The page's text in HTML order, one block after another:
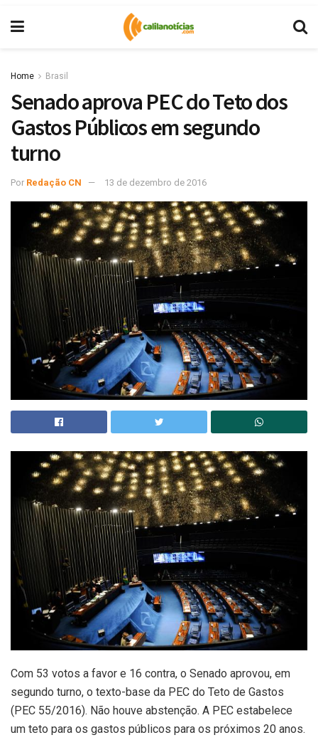
Home Brasil
Senado aprova PEC do Teto dos
Gastos Públicos em segundo
turno
Por Redação CN 13 de dezembro de 2016
Com 53 votos a favor e 16 contra, o Senado aprovou, em
segundo turno, o texto-base da PEC do Teto de Gastos
(PEC 55/2016). Não houve abstenção. A PEC estabelece
um teto para os gastos públicos para os próximos 20 anos.